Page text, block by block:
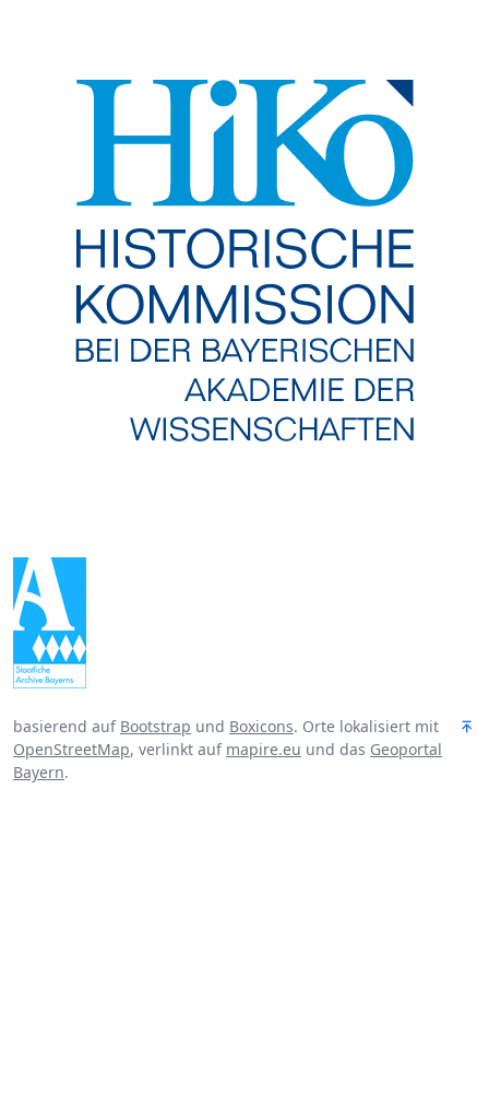
basierend auf Bootstrap und Boxicons. Orte lokalisiert mit
OpenStreetMap, verlinkt auf mapire.eu und das Geoportal
Bayern.